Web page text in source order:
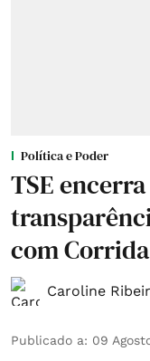
Política e Poder
TSE
com
Caroline
Publicado a: 09